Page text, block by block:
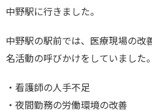
中野駅に行きました。
中野駅の駅前では、医療現場の改
名活動の呼びかけをしていました。
・看護師の人手不足
・夜間勤務の労働環境の改善